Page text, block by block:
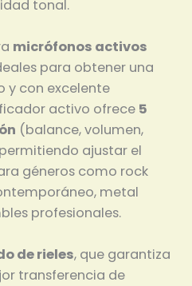
tonal.
micrófonos activos
para obtener una
y con excelente
activo ofrece 5
(balance, volumen,
ajustar el
géneros como rock
metal
profesionales.
de rieles, que garantiza
transferencia de